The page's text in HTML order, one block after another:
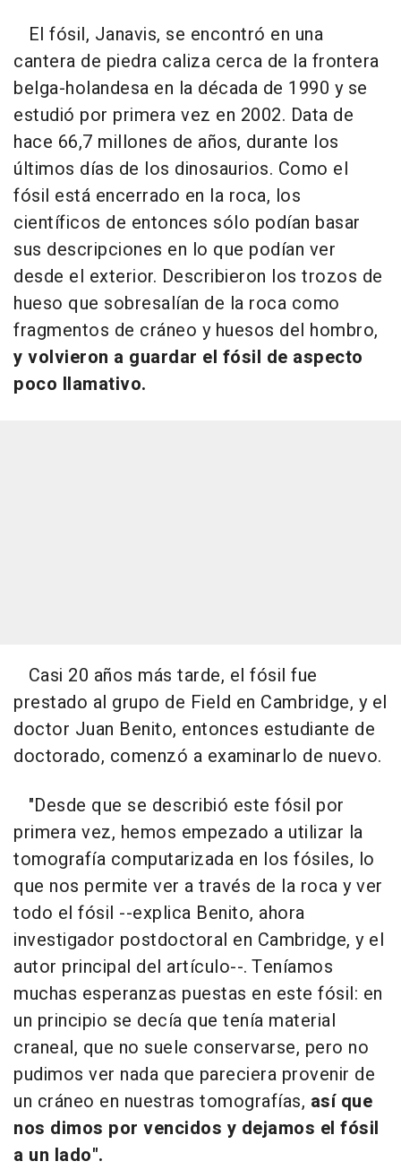
El fósil, Janavis, se encontró en una
cantera de piedra caliza cerca de la frontera
belga-holandesa en la década de 1990 y se
estudió por primera vez en 2002. Data de
hace 66,7 millones de años, durante los
últimos días de los dinosaurios. Como el
fósil está encerrado en la roca, los
científicos de entonces sólo podían basar
sus descripciones en lo que podían ver
desde el exterior. Describieron los trozos de
hueso que sobresalían de la roca como
fragmentos de cráneo y huesos del hombro,
y volvieron a guardar el fósil de aspecto
poco llamativo.
Casi 20 años más tarde, el fósil fue
prestado al grupo de Field en Cambridge, y el
doctor Juan Benito, entonces estudiante de
doctorado, comenzó a examinarlo de nuevo.
"Desde que se describió este fósil por
primera vez, hemos empezado a utilizar la
tomografía computarizada en los fósiles, lo
que nos permite ver a través de la roca y ver
todo el fósil --explica Benito, ahora
investigador postdoctoral en Cambridge, y el
autor principal del artículo--. Teníamos
muchas esperanzas puestas en este fósil: en
un principio se decía que tenía material
craneal, que no suele conservarse, pero no
pudimos ver nada que pareciera provenir de
un cráneo en nuestras tomografías, así que
nos dimos por vencidos y dejamos el fósil
a un lado".